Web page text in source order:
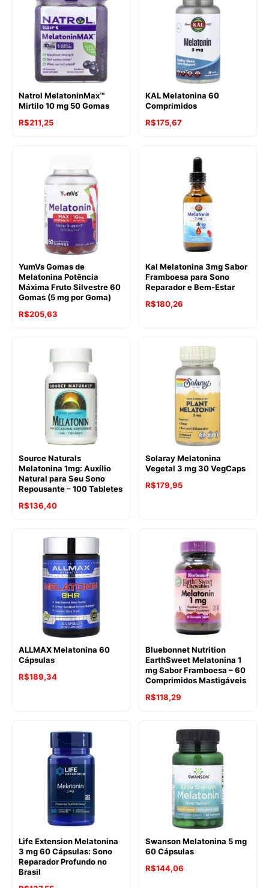
Natrol MelatoninMax™
Mirtilo 10 mg 50 Gomas
R$211,25
KAL Melatonina 60
Comprimidos
R$175,67
YumVs Gomas de
Melatonina Potência
Máxima Fruto Silvestre 60
Gomas (5 mg por Goma)
R$205,63
Kal Melatonina 3mg Sabor
Framboesa para Sono
Reparador e Bem-Estar
R$180,26
Source Naturals
Melatonina 1mg: Auxílio
Natural para Seu Sono
Repousante – 100 Tabletes
R$136,40
Solaray Melatonina
Vegetal 3 mg 30 VegCaps
R$179,95
ALLMAX Melatonina 60
Cápsulas
R$189,34
Bluebonnet Nutrition
EarthSweet Melatonina 1
mg Sabor Framboesa – 60
Comprimidos Mastigáveis
R$118,29
Life Extension Melatonina
3 mg 60 Cápsulas: Sono
Reparador Profundo no
Brasil
Swanson Melatonina 5 mg
60 Cápsulas
R$144,06